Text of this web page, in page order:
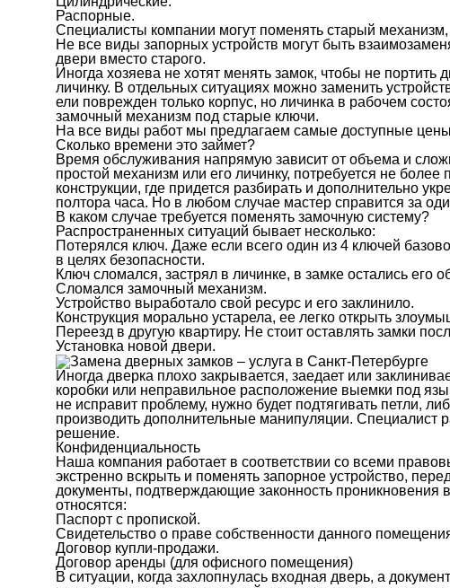
Распорные.
Специалисты компании могут поменять старый
Не все виды запорных устройств могут быть
двери вместо старого.
Иногда хозяева не хотят менять замок, чтобы не
личинку. В отдельных ситуациях можно заменить
ели поврежден только корпус, но личинка в рабочем
замочный механизм под старые ключи.
На все виды работ мы предлагаем самые доступные
Сколько времени это займет?
Время обслуживания напрямую зависит от объема и
простой механизм или его личинку, потребуется не
конструкции, где придется разбирать и дополнительно
полтора часа. Но в любом случае мастер справится за
В каком случае требуется поменять замочную систему?
Распространенных ситуаций бывает несколько:
Потерялся ключ. Даже если всего один из 4 ключей
в целях безопасности.
Ключ сломался, застрял в личинке, в замке остались его
Сломался замочный механизм.
Устройство выработало свой ресурс и его заклинило.
Конструкция морально устарела, ее легко открыть
Переезд в другую квартиру. Не стоит оставлять замки
Установка новой двери.
Иногда дверка плохо закрывается, заедает или
коробки или неправильное расположение выемки под
не исправит проблему, нужно будет подтягивать петли,
производить дополнительные манипуляции. Специалист
решение.
Конфиденциальность
Наша компания работает в соответствии со всеми
экстренно вскрыть и поменять запорное устройство,
документы, подтверждающие законность
относятся:
Паспорт с пропиской.
Свидетельство о праве собственности данного
Договор купли-продажи.
Договор аренды (для офисного помещения)
В ситуации, когда захлопнулась входная дверь, а